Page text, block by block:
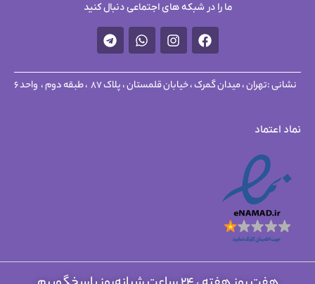
ما را در شبکه های اجتماعی دنبال کنید
نشانی :تهران ، میدان گمرک ، خیابان قلمستان ، پلاک 87 ، طبقه دوم ، واحد 6
نماد اعتماد